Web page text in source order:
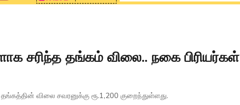
சரிந்த தங்கம் விலை.. நகை பிரியர்கள்
விலை சவரனுக்கு ரூ.1,200 குறைந்துள்ளது.